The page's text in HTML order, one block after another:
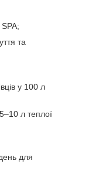
та
у 100 л
л теплої
для